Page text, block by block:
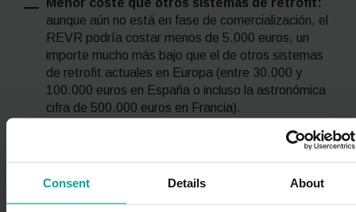
Consent Details About
Menor coste que otros sistemas de retrofit:
aunque aún no está en fase de comercialización, el
REVR podría costar menos de 5.000 euros, un
importe mucho más bajo que el de otros sistemas
de retrofit actuales en Europa (entre 30.000 y
100.000 euros en España o incluso la astronómica
cifra de 500.000 euros en Francia).
Menor coste que los vehículos eléctricos e
de nuevo, existe una diferencia
electrificar un vehículo con el sistema REVR y los
20.000 euros (como mínimo), 30.000 o 40.000 que